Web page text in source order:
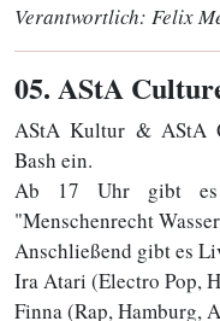
Verantwortlich: Felix
05. AStA
AStA Kultur & AStA
Bash ein.
Ab 17 Uhr gibt es
"Menschenrecht
Anschließend gibt es
Ira Atari (Electro Pop,
Finna (Rap, Hamburg,